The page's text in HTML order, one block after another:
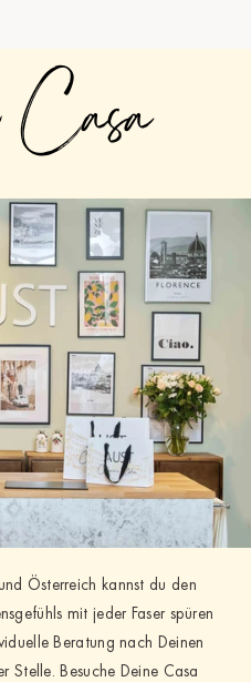
Casa
Österreich kannst du den
mit jeder Faser spüren
Beratung nach Deinen
Stelle. Besuche Deine Casa